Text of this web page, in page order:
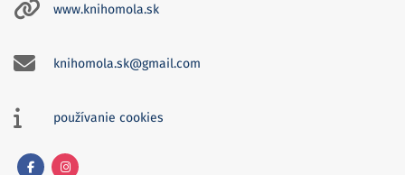
www.knihomola.sk
knihomola.sk@gmail.com
používanie cookies